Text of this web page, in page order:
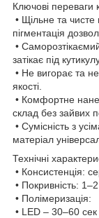
Ключові переваги
• Щільне та
пігментація
•
затікає під
• Не вигорає та
якості.
• Комфортне
склад без зайвих
• Сумісність з
матеріал
Технічні
• Консистенція:
• Покривність:
• Полімеризація:
• LED – 30–60 сек